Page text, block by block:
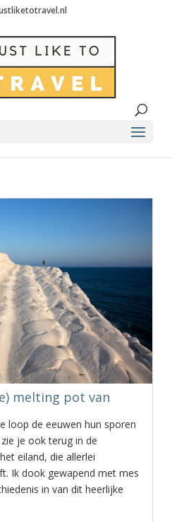
melting pot van
loop de eeuwen hun sporen
je ook terug in de
eiland, die allerlei
Ik dook gewapend met mes
in van dit heerlijke